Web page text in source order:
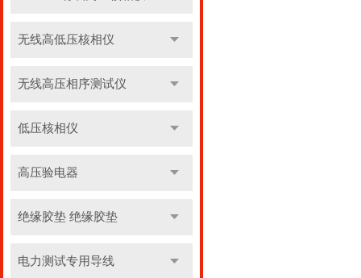
无线高低压核相仪
无线高压相序测试仪
低压核相仪
高压验电器
绝缘胶垫 绝缘胶垫
电力测试专用导线